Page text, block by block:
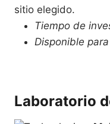
sitio elegido.
Tiempo de
Disponible
Laboratorio